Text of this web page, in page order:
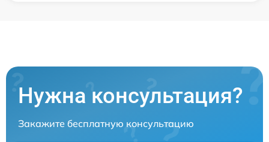
Нужна консультация?
Закажите бесплатную консультацию